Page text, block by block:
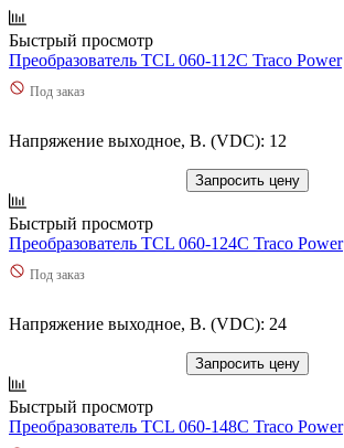
Быстрый просмотр
Преобразователь TCL 060-112C Traco Power
Под заказ
Напряжение выходное, В. (VDC): 12
Запросить цену
Быстрый просмотр
Преобразователь TCL 060-124C Traco Power
Под заказ
Напряжение выходное, В. (VDC): 24
Запросить цену
Быстрый просмотр
Преобразователь TCL 060-148C Traco Power